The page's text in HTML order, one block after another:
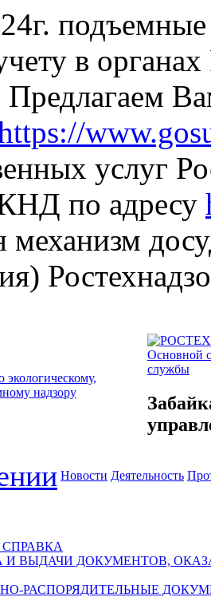
в органах
Предлагаем
услуг
по адресу
механизм
Основной
службы
Новости Деятельность
И ВЫДАЧИ ДОКУМЕНТОВ,
РАСПОРЯДИТЕЛЬНЫЕ